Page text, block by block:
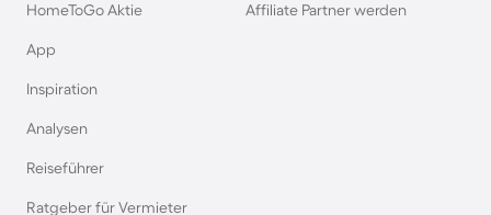
Ferienhäuser & Ferienwohnung mit Hund am
Ferienhäuser & Ferienwohnung mit Hund an der
Nordsee
HomeToGo Aktie
App
Inspiration
Analysen
Reiseführer
Ratgeber für Vermieter
Affiliate Partner werden